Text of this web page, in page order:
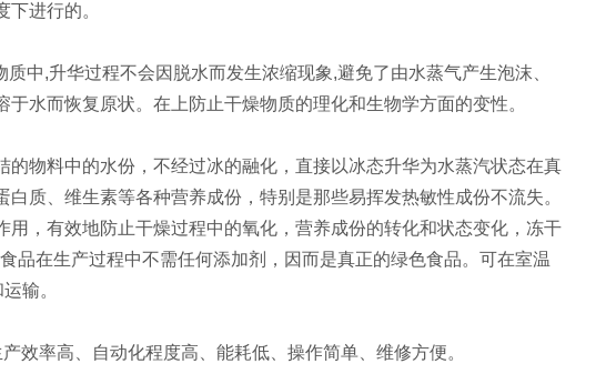
进行的。
,升华过程不会因脱水而发生浓缩现象,避免了由水蒸气产生泡沫、
水而恢复原状。在上防止干燥物质的理化和生物学方面的变性。
料中的水份，不经过冰的融化，直接以冰态升华为水蒸汽状态在真
质、维生素等各种营养成份，特别是那些易挥发热敏性成份不流失。
，有效地防止干燥过程中的氧化，营养成份的转化和状态变化，冻干
品在生产过程中不需任何添加剂，因而是真正的绿色食品。可在室温
输。
率高、自动化程度高、能耗低、操作简单、维修方便。